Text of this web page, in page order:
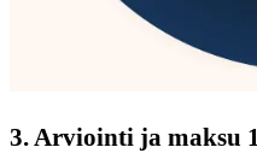
3. Arviointi ja maksu